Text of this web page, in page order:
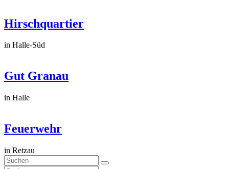
Hirschquartier
in Halle-Süd
Gut Granau
in Halle
Feuerwehr
in Retzau